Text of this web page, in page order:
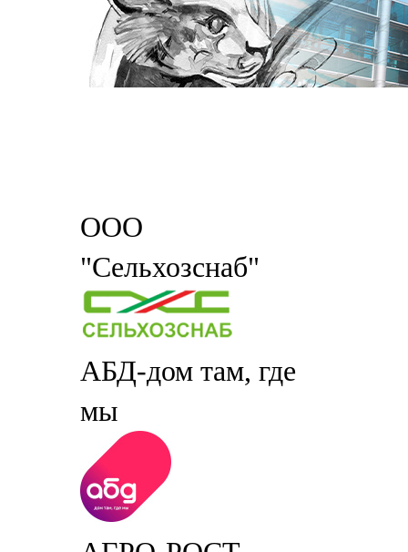
ООО
"Сельхозснаб"
АБД-дом там, где
мы